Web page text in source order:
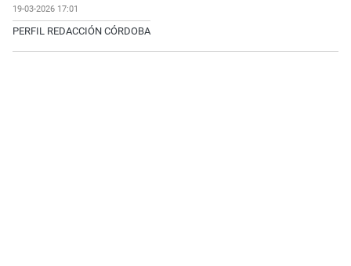
19-03-2026 17:01
PERFIL REDACCIÓN CÓRDOBA